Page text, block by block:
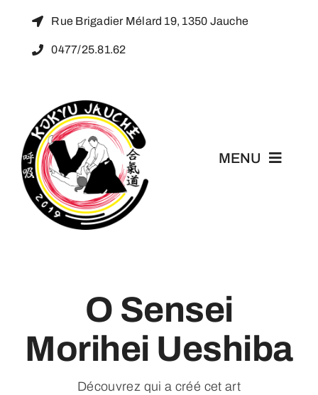
contenu
Rue Brigadier Mélard 19, 1350 Jauche
0477/25.81.62
MENU
Accueil
A propos
O Sensei
Morihei Ueshiba
Découvrez qui a créé cet art